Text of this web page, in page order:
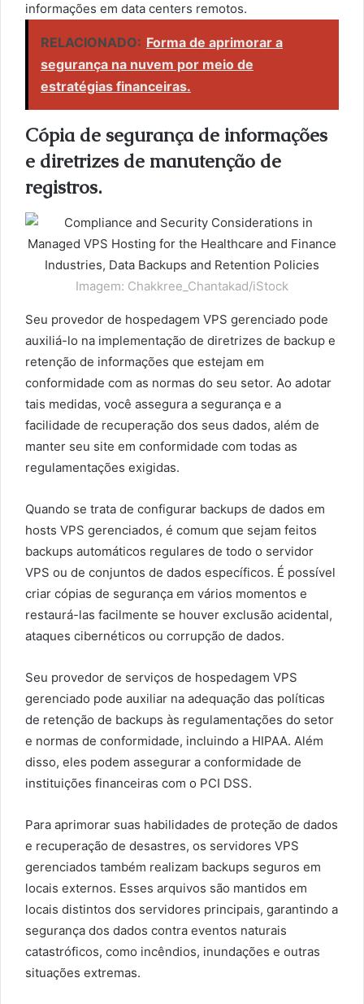
informações em data centers remotos.
RELACIONADO: Forma de aprimorar a
segurança na nuvem por meio de
estratégias financeiras.
Cópia de segurança de informações
e diretrizes de manutenção de
registros.
Imagem: Chakkree_Chantakad/iStock
Seu provedor de hospedagem VPS gerenciado pode
auxiliá-lo na implementação de diretrizes de backup e
retenção de informações que estejam em
conformidade com as normas do seu setor. Ao adotar
tais medidas, você assegura a segurança e a
facilidade de recuperação dos seus dados, além de
manter seu site em conformidade com todas as
regulamentações exigidas.
Quando se trata de configurar backups de dados em
hosts VPS gerenciados, é comum que sejam feitos
backups automáticos regulares de todo o servidor
VPS ou de conjuntos de dados específicos. É possível
criar cópias de segurança em vários momentos e
restaurá-las facilmente se houver exclusão acidental,
ataques cibernéticos ou corrupção de dados.
Seu provedor de serviços de hospedagem VPS
gerenciado pode auxiliar na adequação das políticas
de retenção de backups às regulamentações do setor
e normas de conformidade, incluindo a HIPAA. Além
disso, eles podem assegurar a conformidade de
instituições financeiras com o PCI DSS.
Para aprimorar suas habilidades de proteção de dados
e recuperação de desastres, os servidores VPS
gerenciados também realizam backups seguros em
locais externos. Esses arquivos são mantidos em
locais distintos dos servidores principais, garantindo a
segurança dos dados contra eventos naturais
catastróficos, como incêndios, inundações e outras
situações extremas.